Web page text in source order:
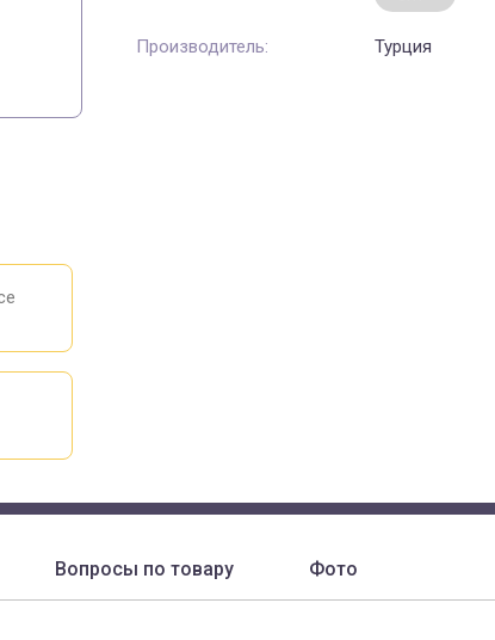
Производитель: Турция
Вопросы по товару Фото